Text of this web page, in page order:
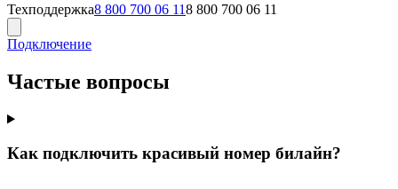
Техподдержка8 800 700 06 118 800 700 06 11
Подключение
Частые вопросы
Как подключить красивый номер билайн?